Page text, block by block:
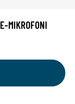
MIKROFONI